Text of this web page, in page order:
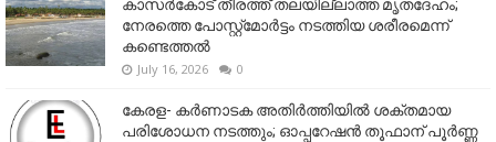
കാസർകോട് തീരത്ത് തലയില്ലാത്ത മൃതദേഹം;
നേരത്തെ പോസ്റ്റ്‌മോർട്ടം നടത്തിയ ശരീരമെന്ന്
കണ്ടെത്തൽ
July 16, 2026 0
കേരള- കർണാടക അതിർത്തിയിൽ ശക്തമായ
പരിശോധന നടത്തും; ഓപ്പറേഷൻ തൂഫാന് പൂർണ്ണ